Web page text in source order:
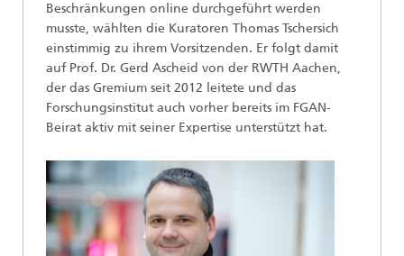
Beschränkungen online durchgeführt werden
musste, wählten die Kuratoren Thomas Tschersich
einstimmig zu ihrem Vorsitzenden. Er folgt damit
auf Prof. Dr. Gerd Ascheid von der RWTH Aachen,
der das Gremium seit 2012 leitete und das
Forschungsinstitut auch vorher bereits im FGAN-
Beirat aktiv mit seiner Expertise unterstützt hat.